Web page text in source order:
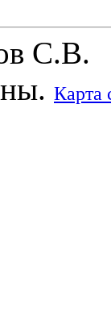
С.В.
Карта